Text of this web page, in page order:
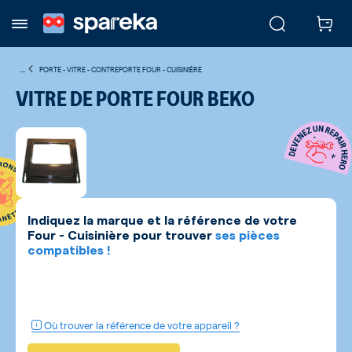
PORTE - VITRE - CONTREPORTE FOUR - CUISINIÈRE
VITRE DE PORTE FOUR BEKO
Indiquez la marque et la référence de votre
Four - Cuisinière pour trouver ses pièces
compatibles !
Où trouver la référence de votre appareil ?